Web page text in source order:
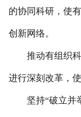
的协同科研，使
创新网络。
推动有组织科
进行深刻改革，
坚持“破立并举